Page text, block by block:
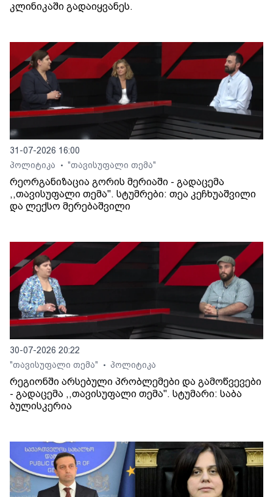
კლინიკაში გადაიყვანეს.
31-07-2026 16:00
პოლიტიკა
• "თავისუფალი თემა"
რეორგანიზაცია გორის მერიაში - გადაცემა
,,თავისუფალი თემა". სტუმრები: თეა კეჩხუაშვილი
და ლექსო მერებაშვილი
30-07-2026 20:22
"თავისუფალი თემა"
• პოლიტიკა
რეგიონში არსებული პრობლემები და გამოწვევები
- გადაცემა ,,თავისუფალი თემა". სტუმარი: საბა
ბულისკერია